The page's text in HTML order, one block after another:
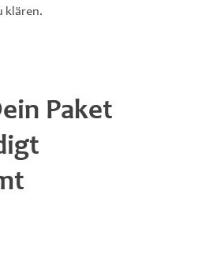
klären.
Paket